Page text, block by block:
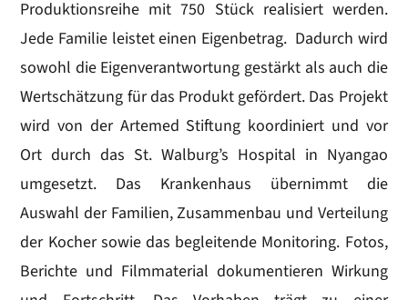
Produktionsreihe mit 750 Stück realisiert werden.
Jede Familie leistet einen Eigenbetrag. Dadurch wird
sowohl die Eigenverantwortung gestärkt als auch die
Wertschätzung für das Produkt gefördert. Das Projekt
wird von der Artemed Stiftung koordiniert und vor
Ort durch das St. Walburg’s Hospital in Nyangao
umgesetzt. Das Krankenhaus übernimmt die
Auswahl der Familien, Zusammenbau und Verteilung
der Kocher sowie das begleitende Monitoring. Fotos,
Berichte und Filmmaterial dokumentieren Wirkung